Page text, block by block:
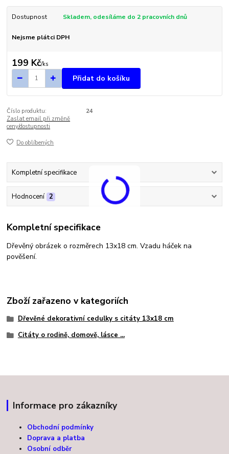
Dostupnost Skladem, odesíláme do 2 pracovních dnů
Nejsme plátci DPH
199 Kč/ks
Přidat do košíku
Číslo produktu:
24
Zaslat email při změně
ceny/dostupnosti
Do oblíbených
Kompletní specifikace
Hodnocení 2
Kompletní specifikace
Dřevěný obrázek o rozměrech 13x18 cm. Vzadu háček na
pověšení.
Zboží zařazeno v kategoriích
Dřevěné dekorativní cedulky s citáty 13x18 cm
Citáty o rodině, domově, lásce ...
Informace pro zákazníky
Obchodní podmínky
Doprava a platba
Osobní odběr